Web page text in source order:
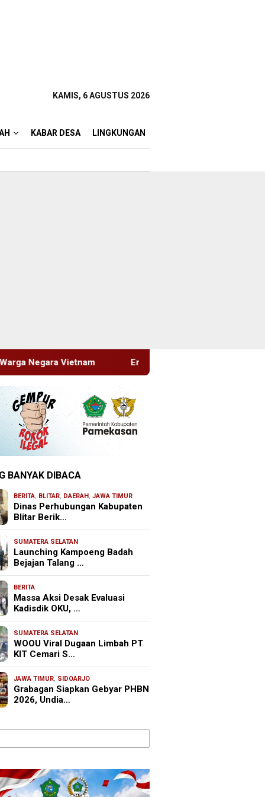
KAMIS, 6 AGUSTUS 2026
KABAR DESA LINGKUNGAN
Empat Proyek Desa Rea Diduga Belum Terealisasi
BANYAK DIBACA
BERITA, BLITAR, DAERAH ,JAWA TIMUR
Dinas Perhubungan Kabupaten
Blitar Berik…
SUMATERA SELATAN
Launching Kampoeng Badah
Bejajan Talang …
BERITA
Massa Aksi Desak Evaluasi
Kadisdik OKU, …
SUMATERA SELATAN
WOOU Viral Dugaan Limbah PT
KIT Cemari S…
JAWA TIMUR, SIDOARJO
Grabagan Siapkan Gebyar PHBN
2026, Undia…